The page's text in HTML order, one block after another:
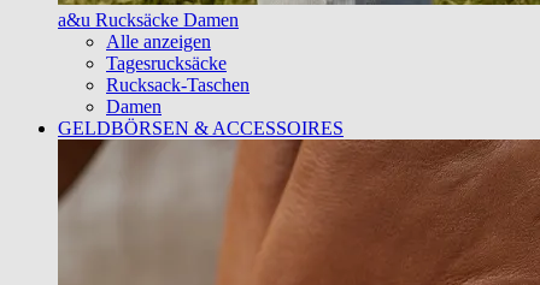
a&u Rucksäcke Damen
Alle anzeigen
Tagesrucksäcke
Rucksack-Taschen
Damen
GELDBÖRSEN & ACCESSOIRES